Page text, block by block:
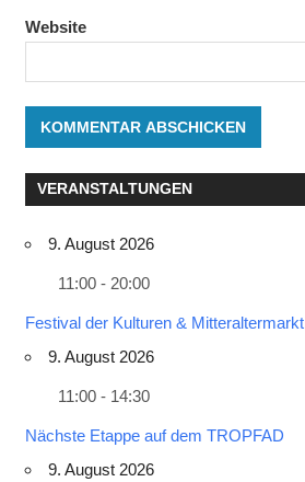
Website
VERANSTALTUNGEN
9. August 2026
11:00 - 20:00
Festival der Kulturen & Mitteraltermarkt
9. August 2026
11:00 - 14:30
Nächste Etappe auf dem TROPFAD
9. August 2026